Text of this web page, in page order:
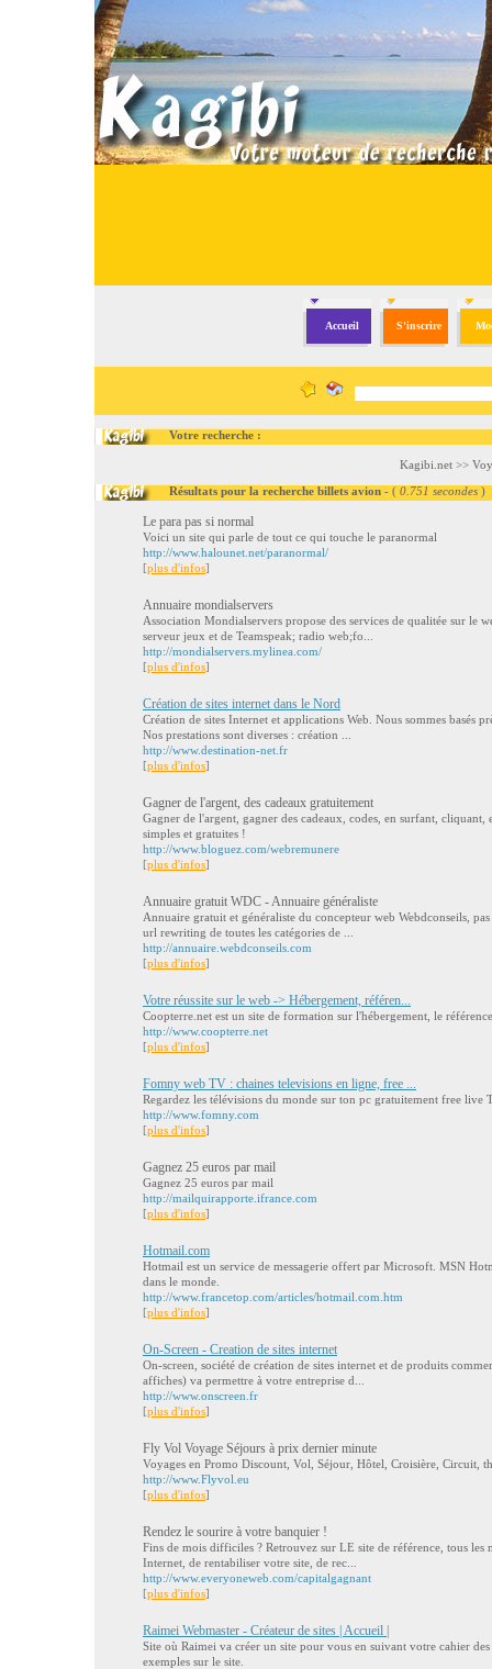
Accueil S'inscrire
Votre recherche :
Kagibi.net >>
Résultats pour la recherche billets avion - ( 0.751 secondes )
Le para pas si normal
Voici un site qui parle de tout ce qui touche le paranormal
http://www.halounet.net/paranormal/
[plus d'infos]
Annuaire mondialservers
Association Mondialservers propose des services de qualitée sur le
serveur jeux et de Teamspeak; radio web;fo...
http://mondialservers.mylinea.com/
[plus d'infos]
Création de sites internet dans le Nord
Création de sites Internet et applications Web. Nous sommes basés
Nos prestations sont diverses : création ...
http://www.destination-net.fr
[plus d'infos]
Gagner de l'argent, des cadeaux gratuitement
Gagner de l'argent, gagner des cadeaux, codes, en surfant, cliquant,
simples et gratuites !
http://www.bloguez.com/webremunere
[plus d'infos]
Annuaire gratuit WDC - Annuaire généraliste
Annuaire gratuit et généraliste du concepteur web Webdconseils,
url rewriting de toutes les catégories de ...
http://annuaire.webdconseils.com
[plus d'infos]
Votre réussite sur le web -> Hébergement, référen...
Coopterre.net est un site de formation sur l'hébergement, le
http://www.coopterre.net
[plus d'infos]
Fomny web TV : chaines televisions en ligne, free ...
Regardez les télévisions du monde sur ton pc gratuitement free
http://www.fomny.com
[plus d'infos]
Gagnez 25 euros par mail
Gagnez 25 euros par mail
http://mailquirapporte.ifrance.com
[plus d'infos]
Hotmail.com
Hotmail est un service de messagerie offert par Microsoft. MSN
dans le monde.
http://www.francetop.com/articles/hotmail.com.htm
[plus d'infos]
On-Screen - Creation de sites internet
On-screen, société de création de sites internet et de produits
affiches) va permettre à votre entreprise d...
http://www.onscreen.fr
[plus d'infos]
Fly Vol Voyage Séjours à prix dernier minute
Voyages en Promo Discount, Vol, Séjour, Hôtel, Croisière, Circuit,
http://www.Flyvol.eu
[plus d'infos]
Rendez le sourire à votre banquier !
Fins de mois difficiles ? Retrouvez sur LE site de référence, tous les
Internet, de rentabiliser votre site, de rec...
http://www.everyoneweb.com/capitalgagnant
[plus d'infos]
Raimei Webmaster - Créateur de sites | Accueil |
Site où Raimei va créer un site pour vous en suivant votre cahier
exemples sur le site.